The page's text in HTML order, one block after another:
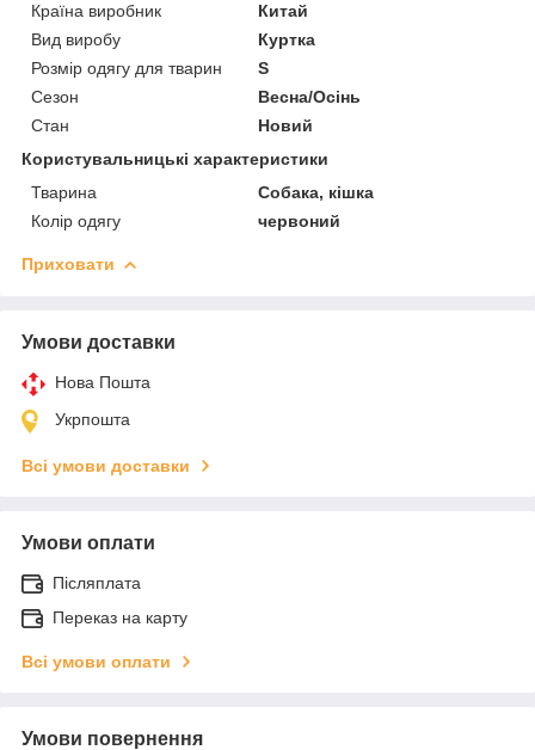
Країна виробник
Китай
Вид виробу
Куртка
Розмір одягу для тварин
S
Сезон
Весна/Осінь
Стан
Новий
Користувальницькі характеристики
Тварина
Собака, кішка
Колір одягу
червоний
Приховати
Умови доставки
Нова Пошта
Укрпошта
Всі умови доставки
Умови оплати
Післяплата
Переказ на карту
Всі умови оплати
Умови повернення